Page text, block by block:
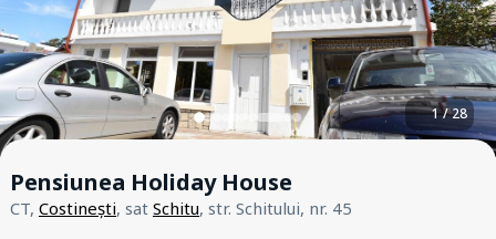
1 / 28
Pensiunea Holiday House
CT, Costinești, sat Schitu, str. Schitului, nr. 45